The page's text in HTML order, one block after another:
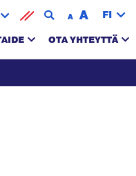
A A FI
OTA YHTEYTTÄ